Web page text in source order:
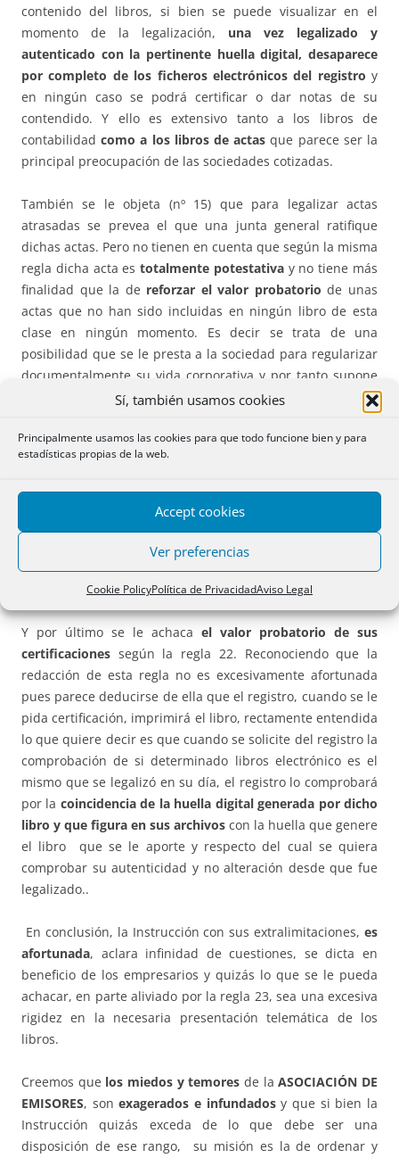
Sí, también usamos cookies
Principalmente usamos las cookies para que todo funcione bien y para
estadísticas propias de la web.
Accept cookies
Ver preferencias
Cookie PolicyPolítica de PrivacidadAviso Legal
contenido del libros, si bien se puede visualizar en el
momento de la legalización, una vez legalizado y
autenticado con la pertinente huella digital, desaparece
por completo de los ficheros electrónicos del registro y
en ningún caso se podrá certificar o dar notas de su
contendido. Y ello es extensivo tanto a los libros de
contabilidadcomo a los libros de actas que parece ser la
principal preocupación de las sociedades cotizadas.
También se le objeta (nº 15) que para legalizar actas
atrasadas se prevea el que una junta general ratifique
dichas actas. Pero no tienen en cuenta que según la misma
regla dicha acta estotalmente potestativay no tiene más
finalidad que la de reforzar el valor probatorio de unas
actas que no han sido incluidas en ningún libro de esta
clase en ningún momento. Es decir se trata de una
posibilidad que se le presta a la sociedad para regularizar
documentalmente su vida corporativa y por tanto supone
una evidente ventaja para la misma.
También se le achaca que se prevé la legalización de libros
de personas físicas y jurídicas sin acceso a los libros del
estas entidades es un a verdadera ventaja y alivio pues así
terminará su peregrinar por diversos organismos
forma sistemática se negaban a la legalización de sus
libros contables y en todo caso pueden presentarlos en el
RM o en los registros que tengan por conveniente.
Y por último se le achaca el valor probatorio de sus
certificaciones según la regla 22. Reconociendo que la
redacción de esta regla no es excesivamente afortunada
pues parece deducirse de ella que el registro, cuando se le
pida certificación, imprimirá el libro, rectamente entendida
lo que quiere decir es que cuando se solicite del registro la
comprobación de si determinado libros electrónico es el
mismo que se legalizó en su día, el registro lo comprobará
por la coincidencia de la huella digital generada por dicho
libro y que figura en sus archivos con la huella que genere
el libro que se le aporte y respecto del cual se quiera
comprobar su autenticidad y no alteración desde que fue
legalizado..
En conclusión, la Instrucción con sus extralimitaciones, es
afortunada, aclara infinidad de cuestiones, se dicta en
beneficio de los empresarios y quizás lo que se le pueda
achacar, en parte aliviado por la regla 23, sea una excesiva
rigidez en la necesaria presentación telemática de los
libros.
Creemos que los miedos y temores de laASOCIACIÓN DE
EMISORES, sonexagerados e infundadosy que si bien la
Instrucción quizás exceda de lo que debe ser una
disposición de ese rango, su misión es la de ordenar y